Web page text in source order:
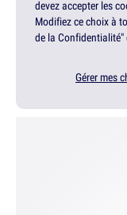
devez accepter les
Modifiez ce choix à
de la Confidentialité"
Gérer mes